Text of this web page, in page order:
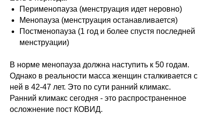
Перименопауза (менструация идет неровно)
Менопауза (менструация останавливается)
Постменопауза (1 год и более спустя последней
менструации)
В норме менопауза должна наступить к 50 годам.
Однако в реальности масса женщин сталкивается с
ней в 42-47 лет. Это по сути ранний климакс.
Ранний климакс сегодня - это распространенное
осложнение пост КОВИД.